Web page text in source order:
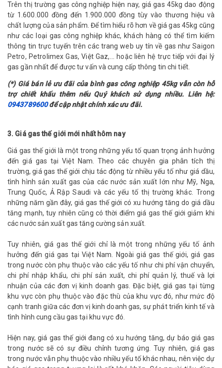
Trên thị trường gas công nghiệp hiện nay, giá gas 45kg dao động
từ 1.600.000 đồng đến 1.900.000 đồng tùy vào thương hiệu và
chất lượng của sản phẩm. Để tìm hiểu rõ hơn về giá gas 45kg cũng
như các loại gas công nghiệp khác, khách hàng có thể tìm kiếm
thông tin trực tuyến trên các trang web uy tín về gas như Saigon
Petro, Petrolimex Gas, Việt Gaz,... hoặc liên hệ trực tiếp với đại lý
gas gần nhất để được tư vấn và cung cấp thông tin chi tiết.
(*) Giá bán lẻ ưu đãi của bình gas công nghiệp 45kg vẫn còn hỗ
trợ chiết khấu thêm nếu Quý khách sử dụng nhiều. Liên hệ:
0943789600để cập nhật chính xác ưu đãi.
3. Giá gas thế giới mới nhất hôm nay
Giá gas thế giới là một trong những yếu tố quan trọng ảnh hưởng
đến giá gas tại Việt Nam. Theo các chuyên gia phân tích thị
trường, giá gas thế giới chịu tác động từ nhiều yếu tố như giá dầu,
tình hình sản xuất gas của các nước sản xuất lớn như Mỹ, Nga,
Trung Quốc, Ả Rập Saudi và các yếu tố thị trường khác. Trong
những năm gần đây, giá gas thế giới có xu hướng tăng do giá dầu
tăng mạnh, tuy nhiên cũng có thời điểm giá gas thế giới giảm khi
các nước sản xuất gas tăng cường sản xuất.
Tuy nhiên, giá gas thế giới chỉ là một trong những yếu tố ảnh
hưởng đến giá gas tại Việt Nam. Ngoài giá gas thế giới, giá gas
trong nước còn phụ thuộc vào các yếu tố như chi phí vận chuyển,
chi phí nhập khẩu, chi phí sản xuất, chi phí quản lý, thuế và lợi
nhuận của các đơn vị kinh doanh gas. Đặc biệt, giá gas tại từng
khu vực còn phụ thuộc vào đặc thù của khu vực đó, như mức độ
cạnh tranh giữa các đơn vị kinh doanh gas, sự phát triển kinh tế và
tình hình cung cầu gas tại khu vực đó.
Hiện nay, giá gas thế giới đang có xu hướng tăng, dự báo giá gas
trong nước sẽ có sự điều chỉnh tương ứng. Tuy nhiên, giá gas
trong nước vẫn phụ thuộc vào nhiều yếu tố khác nhau, nên việc dự